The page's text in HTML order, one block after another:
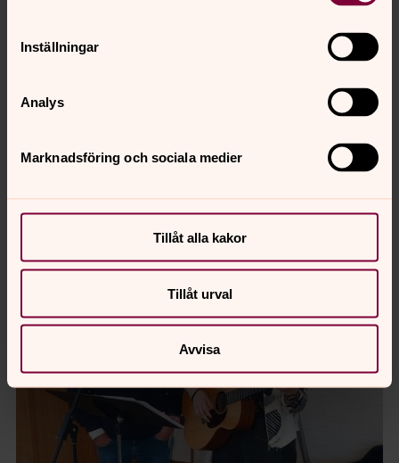
Inställningar
Analys
Marknadsföring och sociala medier
Tillåt alla kakor
Tillåt urval
Avvisa
Astrid o Ingvar Hugosson samt Elsie Rooth sjunger